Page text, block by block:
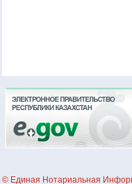
© Единая Нотариальная